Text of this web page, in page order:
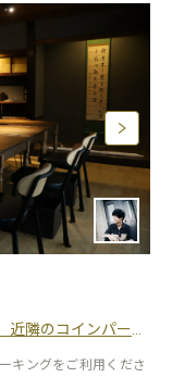
イク、自転車は玄関前に数台駐めれます。
キングをご利用くださ